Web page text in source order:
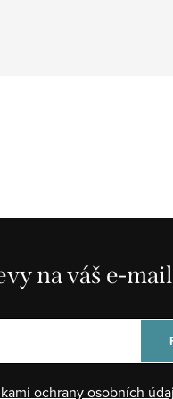
na váš e-mail
ochrany osobních